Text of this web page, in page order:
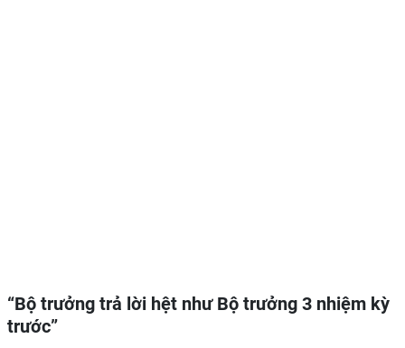
“Bộ trưởng trả lời hệt như Bộ trưởng 3 nhiệm kỳ
trước”